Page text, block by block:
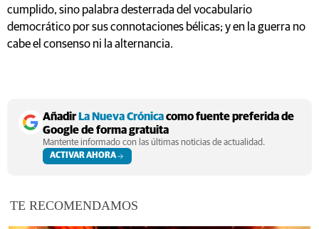
cumplido, sino palabra desterrada del vocabulario
democrático por sus connotaciones bélicas; y en la guerra no
cabe el consenso ni la alternancia.
Añadir La Nueva Crónicacomo fuente preferida de
Google de forma gratuita
Mantente informado con las últimas noticias de actualidad.
ACTIVAR AHORA
TE RECOMENDAMOS